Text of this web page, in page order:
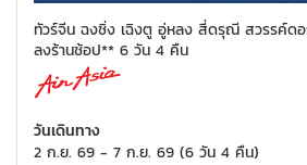
ทัวร์จีน ฉงชิ่ง เฉิงตู อู่หลง สี่ดรุณี สวรรค์ด
ลงร้านช้อป** 6 วัน 4 คืน
วันเดินทาง
2 ก.ย. 69 - 7 ก.ย. 69 (6 วัน 4 คืน)